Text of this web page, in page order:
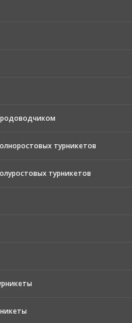
турникетов
турникетов